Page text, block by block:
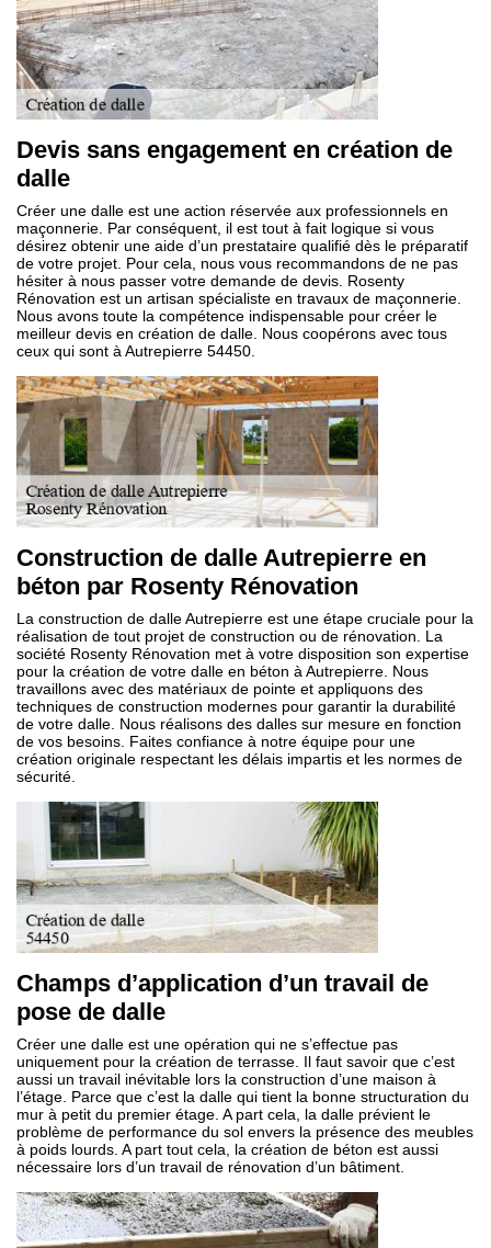
Devis sans engagement en création de
dalle
Créer une dalle est une action réservée aux professionnels en
maçonnerie. Par conséquent, il est tout à fait logique si vous
désirez obtenir une aide d’un prestataire qualifié dès le préparatif
de votre projet. Pour cela, nous vous recommandons de ne pas
hésiter à nous passer votre demande de devis. Rosenty
Rénovation est un artisan spécialiste en travaux de maçonnerie.
Nous avons toute la compétence indispensable pour créer le
meilleur devis en création de dalle. Nous coopérons avec tous
ceux qui sont à Autrepierre 54450.
Construction de dalle Autrepierre en
béton par Rosenty Rénovation
La construction de dalle Autrepierre est une étape cruciale pour la
réalisation de tout projet de construction ou de rénovation. La
société Rosenty Rénovation met à votre disposition son expertise
pour la création de votre dalle en béton à Autrepierre. Nous
travaillons avec des matériaux de pointe et appliquons des
techniques de construction modernes pour garantir la durabilité
de votre dalle. Nous réalisons des dalles sur mesure en fonction
de vos besoins. Faites confiance à notre équipe pour une
création originale respectant les délais impartis et les normes de
sécurité.
Champs d’application d’un travail de
pose de dalle
Créer une dalle est une opération qui ne s’effectue pas
uniquement pour la création de terrasse. Il faut savoir que c’est
aussi un travail inévitable lors la construction d’une maison à
l’étage. Parce que c’est la dalle qui tient la bonne structuration du
mur à petit du premier étage. A part cela, la dalle prévient le
problème de performance du sol envers la présence des meubles
à poids lourds. A part tout cela, la création de béton est aussi
nécessaire lors d’un travail de rénovation d’un bâtiment.